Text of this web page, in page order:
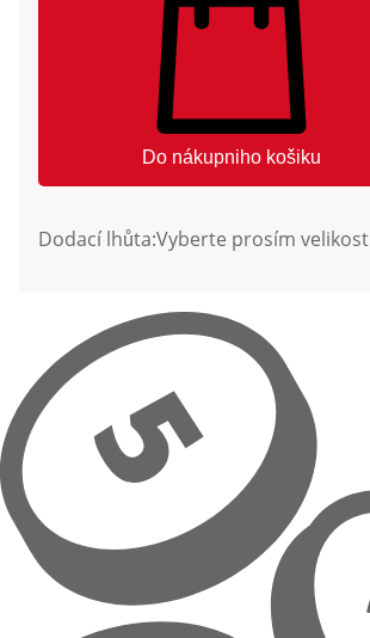
Do nákupniho košiku
Dodací lhůta:Vyberte prosím velikost